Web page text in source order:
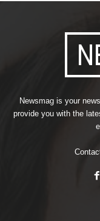
Newsmag is your
provide you with the